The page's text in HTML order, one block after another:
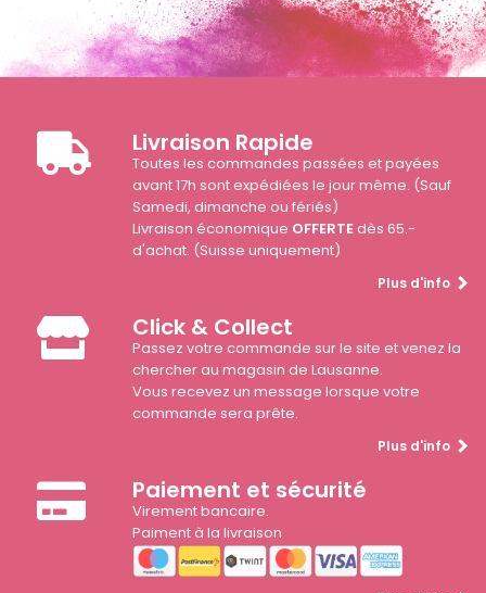
Livraison Rapide
Toutes les commandes passées et payées
avant 17h sont expédiées le jour même. (Sauf
Samedi, dimanche ou fériés)
Livraison économique OFFERTEdès 65.-
d'achat. (Suisse uniquement)
Plus d'info
Click & Collect
Passez votre commande sur le site et venez la
chercher au magasin de Lausanne.
Vous recevez un message lorsque votre
commande sera prête.
Plus d'info
Paiement et sécurité
Virement bancaire.
Paiment à la livraison